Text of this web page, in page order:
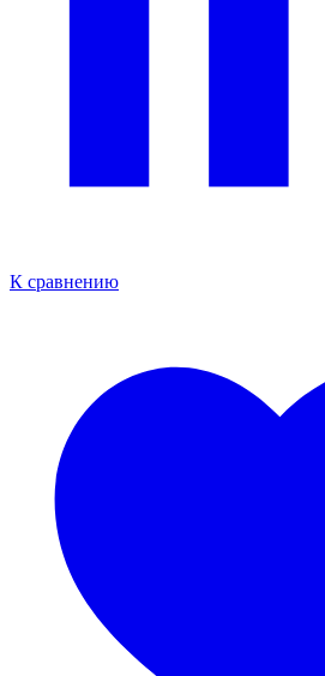
К сравнению